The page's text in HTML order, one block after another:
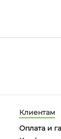
Клиентам
Оплата и